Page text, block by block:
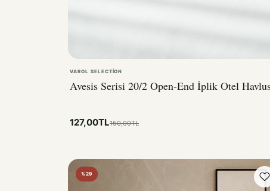
VAROL SELECTION
Avesis Serisi 20/2 Open-End İplik Otel Havlusu
%29